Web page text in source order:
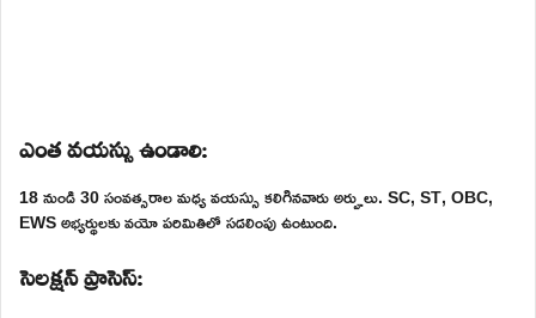
ఎంత వయస్సు ఉండాలి:
18 నుండి 30 సంవత్సరాల మధ్య వయస్సు కలిగినవారు అర్హులు. SC, ST, OBC,
EWS అభ్యర్థులకు వయో పరిమితిలో సడలింపు ఉంటుంది.
సెలక్షన్ ప్రాసెస్: